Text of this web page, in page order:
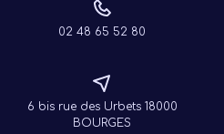
02 48 65 52 80
6 bis rue des Urbets 18000
BOURGES